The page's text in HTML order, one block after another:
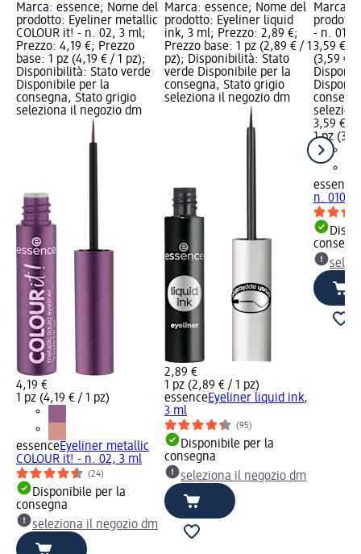
Marca: essence; Nome del
prodotto: Eyeliner metallic
COLOUR it! - n. 02, 3 ml;
Prezzo: 4,19 €; Prezzo
base: 1 pz (4,19 € / 1 pz);
Disponibilità: Stato verde
Disponibile per la
consegna, Stato grigio
seleziona il negozio dm
4,19 €
1 pz (4,19 € / 1 pz)
essenceEyeliner metallic
COLOUR it! - n. 02, 3 ml
(24)
Disponibile per la
consegna
seleziona il negozio dm
Marca: essence; Nome del
prodotto: Eyeliner liquid
ink, 3 ml; Prezzo: 2,89 €;
Prezzo base: 1 pz (2,89 € / 1
pz); Disponibilità: Stato
verde Disponibile per la
consegna, Stato grigio
seleziona il negozio dm
2,89 €
1 pz (2,89 € / 1 pz)
essenceEyeliner liquid ink,
3 ml
(95)
Disponibile per la
consegna
seleziona il negozio dm
Marca:
- n. 010,
3,59 €;
(3,59 € /
3,59 €
1 pz
essence
n. 010,